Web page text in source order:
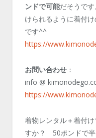
ンドで可能だそうで
けられるように着付
です^^
https://
お問い合わせ ：
info @
https://
着物レンタル＋着付
すか？ 50ポンドで半